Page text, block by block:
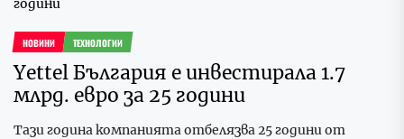
НОВИНИ ТЕХНОЛОГИИ
Yettel България е инвестирала 1.7
млрд. евро за 25 години
Тази година компанията отбелязва 25 години от